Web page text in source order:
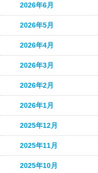
2026年6月
2026年5月
2026年4月
2026年3月
2026年2月
2026年1月
2025年12月
2025年11月
2025年10月